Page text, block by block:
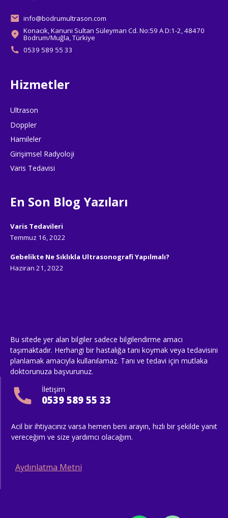
info@bodrumultrason.com
Konacık, Kanuni Sultan Süleyman Cd. No:59 A D:1-2, 48470
Bodrum/Muğla, Türkiye
0539 589 55 33
Hizmetler
Ultrason
Doppler
Hamileler
Girişimsel Radyoloji
Varis Tedavisi
En Son Blog Yazıları
Varis Tedavileri
Temmuz 16, 2022
Gebelikte Ne Sıklıkla Ultrasonografi Yapılmalı?
Haziran 21, 2022
Bu sitede yer alan bilgiler sadece bilgilendirme amacı
taşımaktadır. Herhangi bir hastalığa tanı koymak veya tedavisini
planlamak amacıyla kullanılamaz. Tanı ve tedavi için mutlaka
doktorunuza başvurunuz.
İletişim
0539 589 55 33
Acil bir ihtiyacınız varsa hemen beni arayın, hızlı bir şekilde yanıt
vereceğim ve size yardımcı olacağım.
Aydınlatma Metni